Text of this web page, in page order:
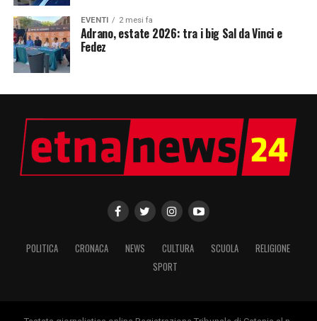
EVENTI 2 mesi fa
Adrano, estate 2026: tra i big Sal da Vinci e
Fedez
POLITICA CRONACA NEWS CULTURA SCUOLA
RELIGIONE
SPORT